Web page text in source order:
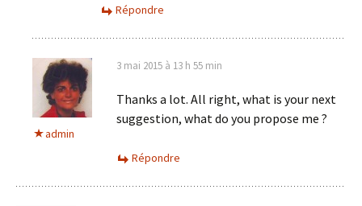
Répondre
admin
3 mai 2015 à 13 h 55 min
Thanks a lot. All right, what is your next
suggestion, what do you propose me ?
Répondre